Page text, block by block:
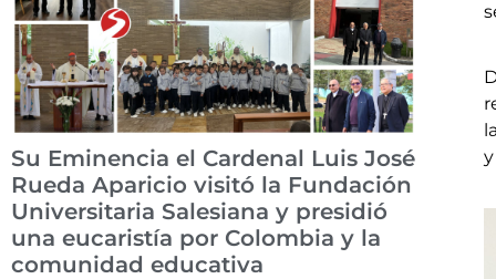
Su Eminencia el Cardenal Luis José
Rueda Aparicio visitó la Fundación
Universitaria Salesiana y presidió
una eucaristía por Colombia y la
comunidad educativa